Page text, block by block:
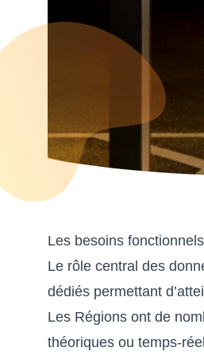
Les besoins
Le rôle central des
dédiés permettant
Les Régions ont de
théoriques ou temps-